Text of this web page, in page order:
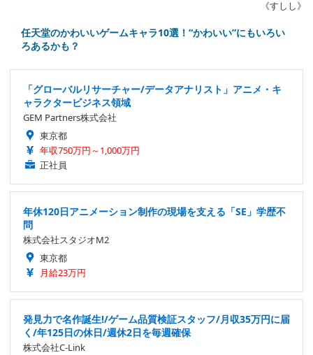
《すしし》
任天堂のかわいいゲームキャラ10選！“かわいい”にもいろい
ろあるかも？
「グローバルリサーチャー/データアナリスト」アニメ・キ
ャラクタービジネス領域
GEM Partners株式会社
東京都
年収750万円～1,000万円
正社員
年休120日アニメーション制作の現場を支える「SE」学歴不
問
株式会社スタジオM2
東京都
月給23万円
発見力で名作誕生!/ゲーム品質検証スタッフ/月収35万円に届
く/年125日の休日/週休2日を毎週確保
株式会社C-Link